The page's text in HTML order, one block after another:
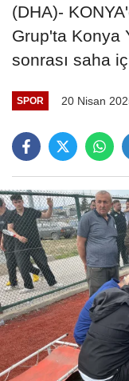
(DHA)-
Grup'ta Konya
sonrası saha
SPOR 20 Nisan